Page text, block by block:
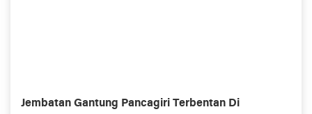
Jembatan Gantung Pancagiri Terbentan Di